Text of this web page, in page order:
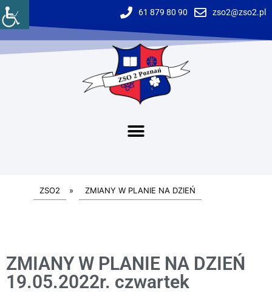
61 879 80 90 zso2@zso2.pl
ZSO2 » ZMIANY W PLANIE NA DZIEŃ
ZMIANY W PLANIE NA DZIEŃ
19.05.2022r. czwartek